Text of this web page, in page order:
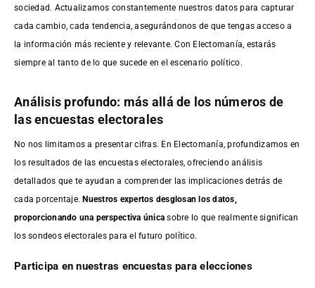
sociedad. Actualizamos constantemente nuestros datos para capturar
cada cambio, cada tendencia, asegurándonos de que tengas acceso a
la información más reciente y relevante. Con Electomanía, estarás
siempre al tanto de lo que sucede en el escenario político.
Análisis profundo: más allá de los números de
las encuestas electorales
No nos limitamos a presentar cifras. En Electomanía, profundizamos en
los resultados de las encuestas electorales, ofreciendo análisis
detallados que te ayudan a comprender las implicaciones detrás de
cada porcentaje.Nuestros expertos desglosan los datos,
proporcionando una perspectiva única sobre lo que realmente significan
los sondeos electorales para el futuro político.
Participa en nuestras encuestas para elecciones